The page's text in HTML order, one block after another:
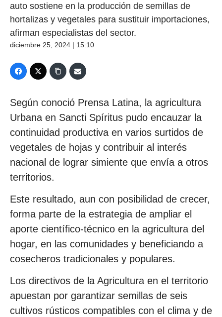
auto sostiene en la producción de semillas de
hortalizas y vegetales para sustituir importaciones,
afirman especialistas del sector.
diciembre 25, 2024 | 15:10
Según conoció Prensa Latina, la agricultura
Urbana en Sancti Spíritus pudo encauzar la
continuidad productiva en varios surtidos de
vegetales de hojas y contribuir al interés
nacional de lograr simiente que envía a otros
territorios.
Este resultado, aun con posibilidad de crecer,
forma parte de la estrategia de ampliar el
aporte científico-técnico en la agricultura del
hogar, en las comunidades y beneficiando a
cosecheros tradicionales y populares.
Los directivos de la Agricultura en el territorio
apuestan por garantizar semillas de seis
cultivos rústicos compatibles con el clima y de